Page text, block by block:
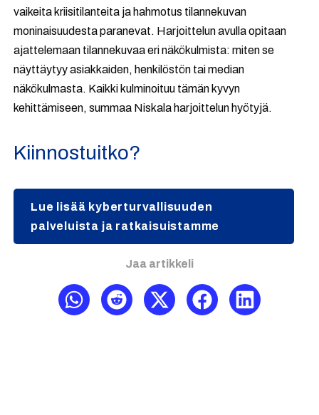
vaikeita kriisitilanteita ja hahmotus tilannekuvan
moninaisuudesta paranevat. Harjoittelun avulla opitaan
ajattelemaan tilannekuvaa eri näkökulmista: miten se
näyttäytyy asiakkaiden, henkilöstön tai median
näkökulmasta. Kaikki kulminoituu tämän kyvyn
kehittämiseen, summaa Niskala harjoittelun hyötyjä.
Kiinnostuitko?
Lue lisää kyberturvallisuuden
palveluista ja ratkaisuistamme
Jaa artikkeli